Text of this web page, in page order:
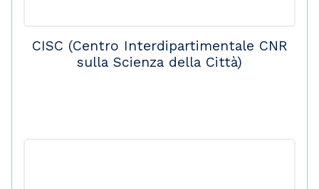
CISC (Centro Interdipartimentale CNR
sulla Scienza della Città)